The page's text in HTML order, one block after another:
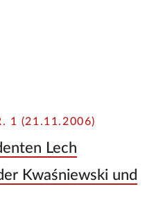
1 (21.11.2006)
Lech
Kwaśniewski und